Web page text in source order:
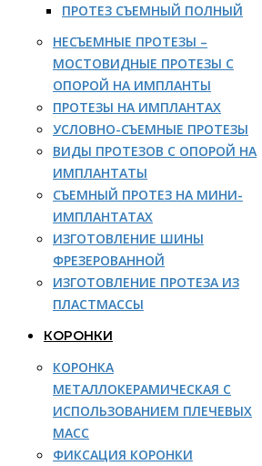
ПРОТЕЗ СЪЕМНЫЙ ПОЛНЫЙ
НЕСЪЕМНЫЕ ПРОТЕЗЫ –
МОСТОВИДНЫЕ ПРОТЕЗЫ С
ОПОРОЙ НА ИМПЛАНТЫ
ПРОТЕЗЫ НА ИМПЛАНТАХ
УСЛОВНО-СЪЕМНЫЕ ПРОТЕЗЫ
ВИДЫ ПРОТЕЗОВ С ОПОРОЙ НА
ИМПЛАНТАТЫ
СЪЕМНЫЙ ПРОТЕЗ НА МИНИ-
ИМПЛАНТАТАХ
ИЗГОТОВЛЕНИЕ ШИНЫ
ФРЕЗЕРОВАННОЙ
ИЗГОТОВЛЕНИЕ ПРОТЕЗА ИЗ
ПЛАСТМАССЫ
КОРОНКИ
КОРОНКА
МЕТАЛЛОКЕРАМИЧЕСКАЯ С
ИСПОЛЬЗОВАНИЕМ ПЛЕЧЕВЫХ
МАСС
ФИКСАЦИЯ КОРОНКИ